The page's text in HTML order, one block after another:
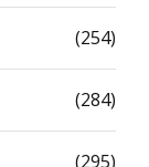
(254)
(284)
(295)